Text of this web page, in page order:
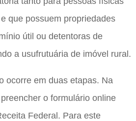
que possuem propriedades
útil ou detentoras de
a usufrutuária de imóvel rural.
ocorre em duas etapas. Na
o formulário online
Federal. Para este